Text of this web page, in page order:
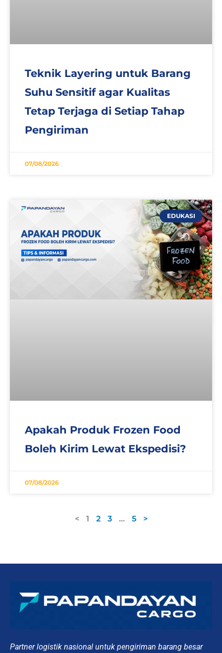
Teknik Layering untuk Barang
Suhu Sensitif agar Kualitas
Tetap Terjaga di Setiap Tahap
Pengiriman
07/08/2026
EDUKASI
Apakah Produk Frozen Food
Boleh Kirim Lewat Ekspedisi?
07/08/2026
< 1 2 3 … 5 >
Partner logistik nasional untuk pengiriman barang besar